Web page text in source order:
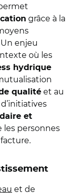
grâce à la
enjeu
où les
hydrique
qualité et au
et
les personnes
et de